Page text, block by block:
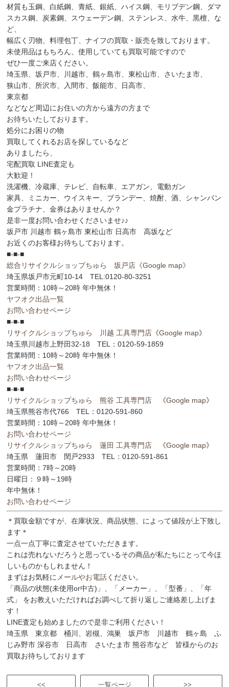
材質も玉鋼、白紙鋼、青紙、銀紙、ハイス鋼、モリブデン鋼、ダマ
スカス鋼、炭素鋼、スウェーデン鋼、ステンレス、水牛、黒檀、な
ど、
幅広く刃物、料理包丁、ナイフの買取・販売を致しております。
未使用品はもちろん、使用していても買取可能ですので
ぜひ一度ご来店ください。
埼玉県、坂戸市、川越市、鶴ヶ島市、東松山市、さいたま市、
狭山市、所沢市、入間市、飯能市、日高市、
東京都
などなど周辺にお住いの方から遠方の方まで
お待ちいたしております。
処分にお困りの物
買取してくれるお店を探しているなど
ありましたら、
宅配買取 LINE査定も
大歓迎！
洗濯機、冷蔵庫、テレビ、自転車、エアガン、電動ガン
家具、ミニカー、ウイスキー、ブランデー、焼酎、酒、シャンパン
金プラチナ、金券はありませんか？
是非一度お問い合わせくださいませ♪♪
坂戸市 川越市 鶴ヶ島市 東松山市 日高市 高坂など
お近くのお客様お待ちしております。
■-■-■
総合リサイクルショップちゅら 坂戸店 《Google map》
埼玉県坂戸市元町10-14 TEL:0120-80-3251
営業時間：10時～20時 年中無休！
ヤフオク出品一覧
お問い合わせページ
■-■-■
リサイクルショップちゅら 川越 工具専門店 《Google map》
埼玉県川越市上野田32-18 TEL：0120-59-1859
営業時間：10時～20時 年中無休！
ヤフオク出品一覧
お問い合わせページ
■-■-■
リサイクルショップちゅら 熊谷 工具専門店 《Google map》
埼玉県熊谷市代766 TEL：0120-591-860
営業時間：10時～20時 年中無休！
お問い合わせページ
リサイクルショップちゅら 蓮田 工具専門店 《Google map》
埼玉県 蓮田市 閏戸2933 TEL：0120-591-861
営業時間：7時～20時
日曜日：９時～19時
年中無休！
お問い合わせページ
＊買取金額ですが、在庫状況、商品状態、によって値段が上下致し
ます＊
一点一点丁寧に査定させていただきます。
これは売れないだろうと思っているその商品が私たちにとって今ほ
しいものかもしれません！
まずはお気軽に メールやお電話ください。
「商品の状態(未使用or中古)」、「メーカー」、「型番」、「年
式」 をお教えいただければお調べして折り返しご連絡差し上げま
す！
LINE査定も始めましたので是非ご利用ください！
埼玉県 東京都 桶川、岩槻、鴻巣 坂戸市 川越市 鶴ヶ島 ふ
じみ野市 深谷市 日高市 さいたま市 熊谷市など 皆様からのお
買取お待ちしております
<< >>
一覧ページ